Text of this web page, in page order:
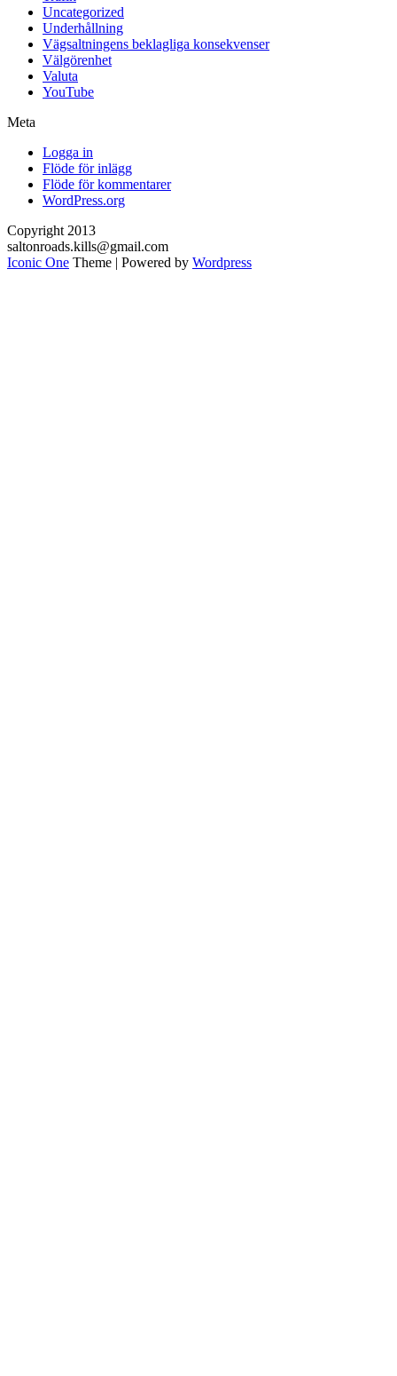
Uncategorized
Underhållning
Vägsaltningens beklagliga konsekvenser
Välgörenhet
Valuta
YouTube
Meta
Logga in
Flöde för inlägg
Flöde för kommentarer
WordPress.org
Copyright 2013
saltonroads.kills@gmail.com
Iconic One Theme | Powered by Wordpress